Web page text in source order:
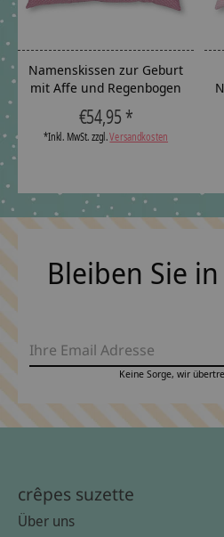
Namenskissen zur Geburt
mit Affe und Regenbogen
€54,95 *
*Inkl. MwSt. zzgl.Versandkosten
Bleiben Sie
Keine Sorge, wir
crêpes suzette
Über uns